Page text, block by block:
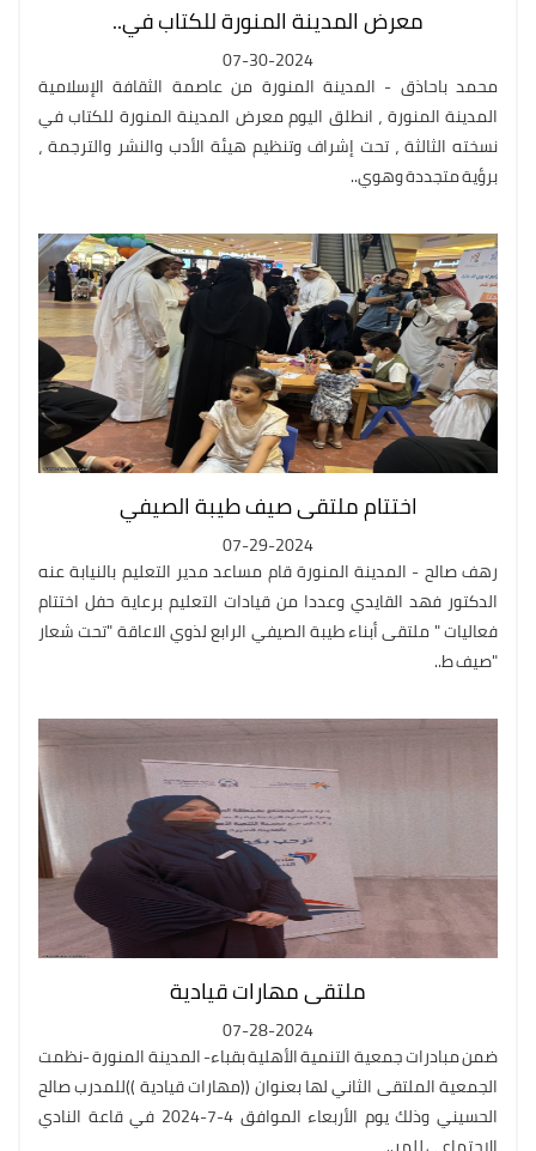
معرض المدينة المنورة للكتاب في..
07-30-2024
محمد باحاذق - المدينة المنورة من عاصمة الثقافة الإسلامية
المدينة المنورة ، انطلق اليوم معرض المدينة المنورة للكتاب في
نسخته الثالثة ، تحت إشراف وتنظيم هيئة الأدب والنشر والترجمة ،
برؤية متجددة وهوي..
اختتام ملتقى صيف طيبة الصيفي
07-29-2024
رهف صالح - المدينة المنورة قام مساعد مدير التعليم بالنيابة عنه
الدكتور فهد القايدي وعددا من قيادات التعليم برعاية حفل اختتام
فعاليات " ملتقى أبناء طيبة الصيفي الرابع لذوي الاعاقة "تحت شعار
"صيف ط..
ملتقى مهارات قيادية
07-28-2024
ضمن مبادرات جمعية التنمية الأهلية بقباء- المدينة المنورة -نظمت
الجمعية الملتقى الثاني لها بعنوان ((مهارات قيادية ))للمدرب صالح
الحسيني وذلك يوم الأربعاء الموافق 4-7-2024 في قاعة النادي